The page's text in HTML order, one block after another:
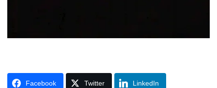
Facebook Twitter LinkedIn